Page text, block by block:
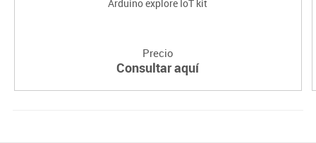
Arduino explore IoT kit
Precio
Consultar aquí